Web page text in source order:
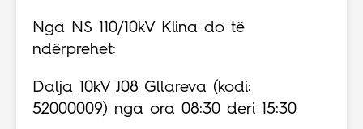
Nga NS 110/10kV Klina do të
ndërprehet:
Dalja 10kV J08 Gllareva (kodi:
52000009) nga ora 08:30 deri 15:30